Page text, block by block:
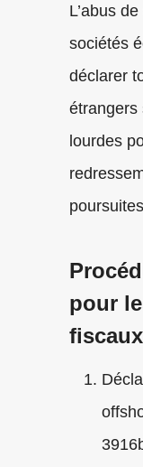
L’abus
sociétés
déclarer
étrangers
lourdes
pour